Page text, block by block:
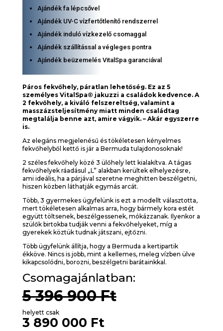
Ajándék fa lépcsővel
Ajándék UV-C vízfertőtlenítő rendszerrel
Ajándék induló vízkezelő csomaggal
Ajándék szállítással a végleges pontra
Ajándék beüzemelés VitalSpa garanciával
Páros fekvőhely, páratlan lehetőség. Ez az 5
személyes VitalSpa® jakuzzi a családok kedvence. A
2 fekvőhely, a kiváló felszereltség, valamint a
masszázsteljesítmény miatt minden családtag
megtalálja benne azt, amire vágyik. – Akár egyszerre
is.
Az elegáns megjelenésű és tökéletesen kényelmes
fekvőhelyből kettő is jár a Bermuda tulajdonosoknak!
2 széles fekvőhely közé 3 ülőhely lett kialakítva. A tágas
fekvőhelyek ráadásul „L” alakban kerültek elhelyezésre,
ami ideális, ha a párjával szeretne meghitten beszélgetni,
hiszen közben láthatják egymás arcát.
Több, 3 gyermekes ügyfelünk is ezt a modellt választotta,
mert tökéletesen alkalmas arra, hogy bármely kora estét
együtt töltsenek, beszélgessenek, mókázzanak. Ilyenkor a
szülők birtokba tudják venni a fekvőhelyeket, míg a
gyerekek köztük tudnak játszani, ejtőzni.
Több ügyfelünk állítja, hogy a Bermuda a kertipartik
ékköve. Nincs is jobb, mint a kellemes, meleg vízben ülve
kikapcsolódni, borozni, beszélgetni barátainkkal.
Csomagajánlatban:
5 396 900 Ft
helyett csak
3 890 000 Ft